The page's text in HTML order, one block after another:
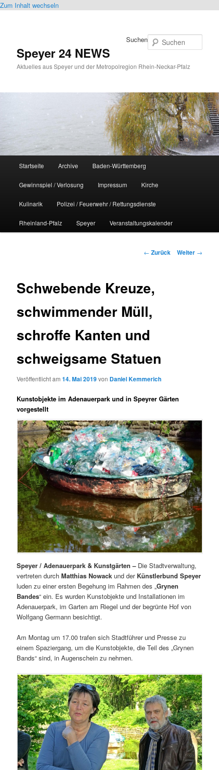
Zum Inhalt wechseln
Speyer 24 NEWS
Aktuelles aus Speyer und der Metropolregion Rhein-Neckar-Pfalz
Suchen
Startseite Archive Baden-Württemberg
Gewinnspiel / Verlosung Impressum Kirche
Kulinarik Polizei / Feuerwehr / Rettungsdienste
Rheinland-Pfalz Speyer Veranstaltungskalender
Beitrags-
← Zurück Weiter →
Schwebende Kreuze,
schwimmender Müll,
schroffe Kanten und
schweigsame Statuen
Veröffentlicht am14. Mai 2019von Daniel Kemmerich
Kunstobjekte im Adenauerpark und in Speyrer Gärten
vorgestellt
Speyer / Adenauerpark & Kunstgärten – Die Stadtverwaltung,
vertreten durchMatthias Nowack und der Künstlerbund Speyer
luden zu einer ersten Begehung im Rahmen des „Grynen
Bandes“ ein. Es wurden Kunstobjekte und Installationen im
Adenauerpark, im Garten am Riegel und der begrünte Hof von
Wolfgang Germann besichtigt.
Am Montag um 17.00 trafen sich Stadtführer und Presse zu
einem Spaziergang, um die Kunstobjekte, die Teil des „Grynen
Bands“ sind, in Augenschein zu nehmen.